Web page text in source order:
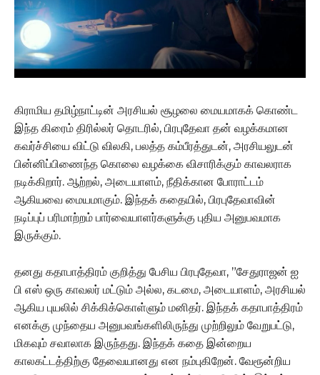
கிராமிய தமிழ்நாட்டின் அரசியல் சூழலை மையமாகக் கொண்ட
இந்த கிரைம் திரில்லர் தொடரில், பிரபுதேவா தன் வழக்கமான
கவர்ச்சியை விட்டு விலகி, பலத்த கம்பீரத்துடன், அரசியலுடன்
பின்னிப்பிணைந்த கொலை வழக்கை விசாரிக்கும் காவலராக
நடிக்கிறார். ஆற்றல், அடையாளம், நீதிக்கான போராட்டம்
ஆகியவை மையமாகும். இந்தக் கதையில், பிரபுதேவாவின்
நடிப்புப் பரிமாற்றம் பார்வையாளர்களுக்கு புதிய அனுபவமாக
இருக்கும்.
தனது கதாபாத்திரம் குறித்து பேசிய பிரபுதேவா, ”சேதுராஜன் ஐ
பி எஸ் ஒரு காவலர் மட்டும் அல்ல, கடமை, அடையாளம், அரசியல்
ஆகிய புயலில் சிக்கிக்கொள்ளும் மனிதர். இந்தக் கதாபாத்திரம்
எனக்கு முந்தைய அனுபவங்களிலிருந்து முற்றிலும் வேறுபட்டு,
மிகவும் சவாலாக இருந்தது. இந்தக் கதை இன்றைய
காலகட்டத்திற்கு தேவையானது என நம்புகிறேன். வேரூன்றிய